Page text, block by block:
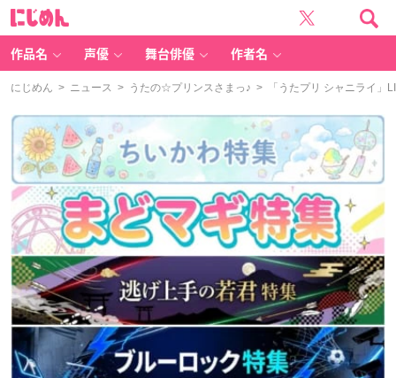
作品名 声優 舞台俳優 作者名
にじめん > ニュース > うたの☆プリンスさまっ♪ > 「うたプリ シャニライ」